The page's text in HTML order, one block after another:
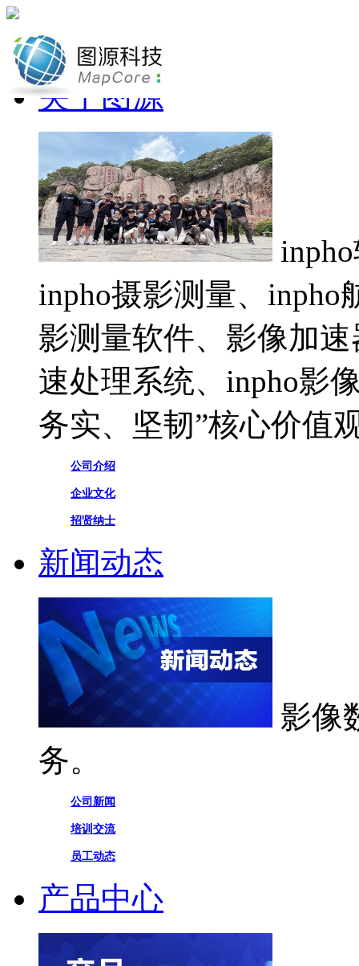
网站首页
关于图源
inpho摄影测量、inpho
影测量软件、影像加
速处理系统、inpho影
务实、坚韧”核心价值
公司介绍
企业文化
招贤纳士
新闻动态
影像
务。
公司新闻
培训交流
员工动态
产品中心